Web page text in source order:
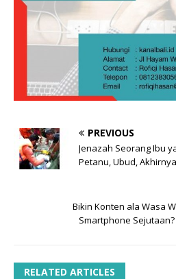
PREVIOUS
Jenazah Seorang Ibu
Petanu, Ubud,
Bikin Konten ala Wasa
Smartphone
RELATED ARTICLES